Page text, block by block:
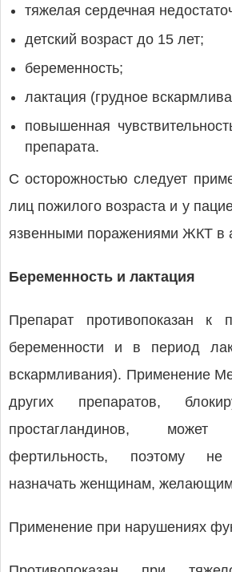
тяжелая сердечная
детский возраст до 15 лет;
беременность;
лактация (грудное
повышенная
препарата.
С осторожностью следует
лиц пожилого возраста и у
язвенными поражениями ЖКТ в
Беременность и лактация
Препарат противопоказан к
беременности и в период
вскармливания). Применение
других препаратов,
простагландинов,
фертильность, поэтому не
назначать женщинам,
Применение при нарушениях